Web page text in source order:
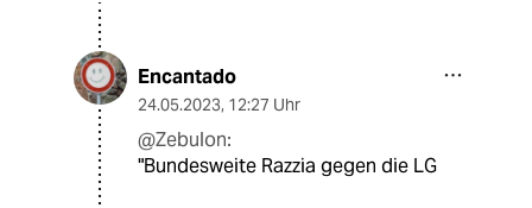
Encantado
24.05.2023, 12:27 Uhr
@Zebulon:
"Bundesweite Razzia gegen die LG